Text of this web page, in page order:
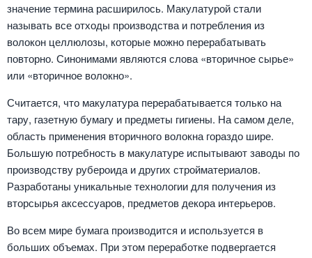
значение термина расширилось. Макулатурой стали
называть все отходы производства и потребления из
волокон целлюлозы, которые можно перерабатывать
повторно. Синонимами являются слова «вторичное сырье»
или «вторичное волокно».
Считается, что макулатура перерабатывается только на
тару, газетную бумагу и предметы гигиены. На самом деле,
область применения вторичного волокна гораздо шире.
Большую потребность в макулатуре испытывают заводы по
производству рубероида и других стройматериалов.
Разработаны уникальные технологии для получения из
вторсырья аксессуаров, предметов декора интерьеров.
Во всем мире бумага производится и используется в
больших объемах. При этом переработке подвергается